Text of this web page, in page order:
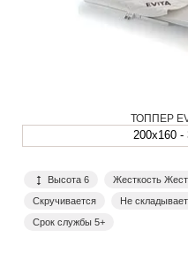
ТОППЕР
200x160 -
Высота 6 Жесткость
Скручивается
Не
Срок службы 5+